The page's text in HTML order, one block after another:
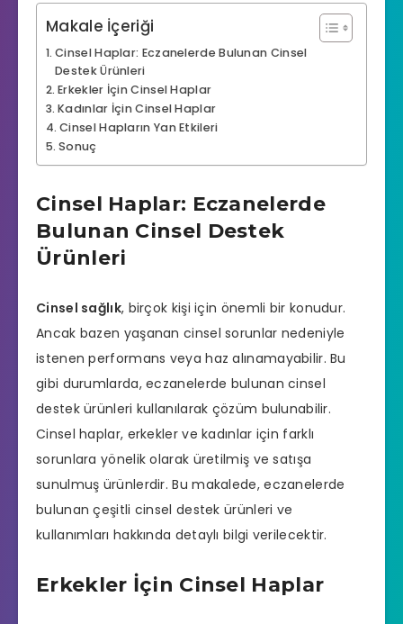
Makale İçeriği
Cinsel Haplar: Eczanelerde Bulunan Cinsel
Destek Ürünleri
Erkekler İçin Cinsel Haplar
Kadınlar İçin Cinsel Haplar
Cinsel Hapların Yan Etkileri
Sonuç
Cinsel Haplar: Eczanelerde
Bulunan Cinsel Destek
Ürünleri
Cinsel sağlık, birçok kişi için önemli bir konudur.
Ancak bazen yaşanan cinsel sorunlar nedeniyle
istenen performans veya haz alınamayabilir. Bu
gibi durumlarda,eczanelerde bulunan cinsel
destek ürünleri kullanılarak çözüm bulunabilir.
Cinsel haplar, erkekler ve kadınlar için farklı
sorunlara yönelik olarak üretilmiş ve satışa
sunulmuş ürünlerdir. Bu makalede,eczanelerde
bulunan çeşitli cinsel destek ürünleri ve
kullanımları hakkında detaylı bilgi verilecektir.
Erkekler İçin Cinsel Haplar